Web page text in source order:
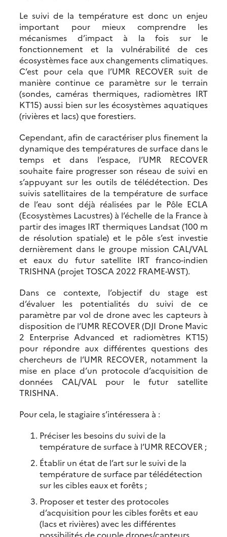
Le suivi de la température est donc un enjeu
important pour mieux comprendre les
mécanismes d’impact à la fois sur le
fonctionnement et la vulnérabilité de ces
écosystèmes face aux changements climatiques.
C’est pour cela que l’UMR RECOVER suit de
manière continue ce paramètre sur le terrain
(sondes, caméras thermiques, radiomètres IRT
KT15) aussi bien sur les écosystèmes aquatiques
(rivières et lacs) que forestiers.
Cependant, afin de caractériser plus finement la
dynamique des températures de surface dans le
temps et dans l’espace, l’UMR RECOVER
souhaite faire progresser son réseau de suivi en
s’appuyant sur les outils de télédétection. Des
suivis satellitaires de la température de surface
de l’eau sont déjà réalisées par le Pôle ECLA
(Ecosystèmes Lacustres) à l’échelle de la France à
partir des images IRT thermiques Landsat (100 m
de résolution spatiale) et le pôle s’est investie
dernièrement dans le groupe mission CAL/VAL
et eaux du futur satellite IRT franco-indien
TRISHNA (projet TOSCA 2022 FRAME-WST).
Dans ce contexte, l’objectif du stage est
d’évaluer les potentialités du suivi de ce
paramètre par vol de drone avec les capteurs à
disposition de l’UMR RECOVER (DJI Drone Mavic
2 Enterprise Advanced et radiomètres KT15)
pour répondre aux différentes questions des
chercheurs de l’UMR RECOVER, notamment la
mise en place d’un protocole d’acquisition de
données CAL/VAL pour le futur satellite
TRISHNA.
Pour cela, le stagiaire s’intéressera à :
Préciser les besoins du suivi de la
température de surface à l’UMR RECOVER ;
Établir un état de l’art sur le suivi de la
température de surface par télédétection
sur les cibles eaux et forêts ;
Proposer et tester des protocoles
d’acquisition pour les cibles forêts et eau
(lacs et rivières) avec les différentes
possibilités de couple drones/capteurs